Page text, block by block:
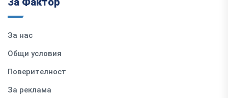
За нас
Общи условия
Поверителност
За реклама